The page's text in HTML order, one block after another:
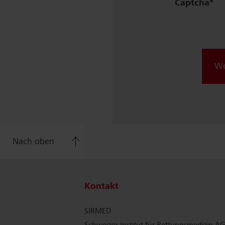
Captcha
Nach oben
Kontakt
SIRMED